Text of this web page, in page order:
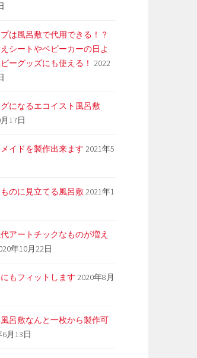
は風呂敷で代用できる！？
シートやベビーカーの日よ
ーグッズにも使える！ 2022
になるエコイスト風呂敷
17日
イドを製作出来ます 2021年5
のに見立てる風呂敷2021年1
アートチックなものが増え
年10月22日
もフィットします 2020年8月
呂敷なんと一枚から製作可
月13日